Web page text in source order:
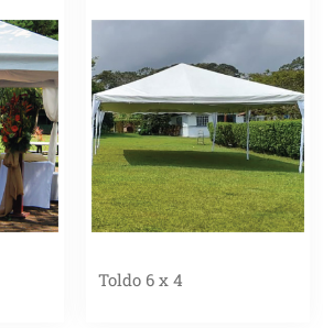
Toldo 6 x 4